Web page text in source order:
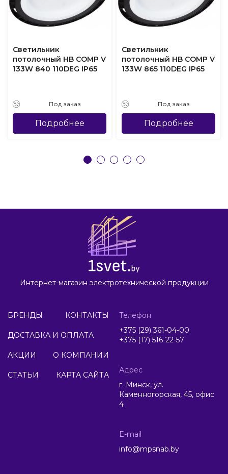
Светильник
потолочный HB COMP V
133W 840 110DEG IP65
Под заказ
Подробнее
Светильник
потолочный HB COMP V
133W 865 110DEG IP65
Под заказ
Подробнее
Интернет-магазин электротехнической продукции
БРЕНДЫ КОНТАКТЫ
ДОСТАВКА И ОПЛАТА
АКЦИИ О КОМПАНИИ
СТАТЬИ КАРТА САЙТА
Телефон
+375 (29) 361-04-00
+375 (17) 516-22-57
Адрес
г. Минск, ул.
Каменногорская, 45, офис
4
E-mail
info@mpsnab.by